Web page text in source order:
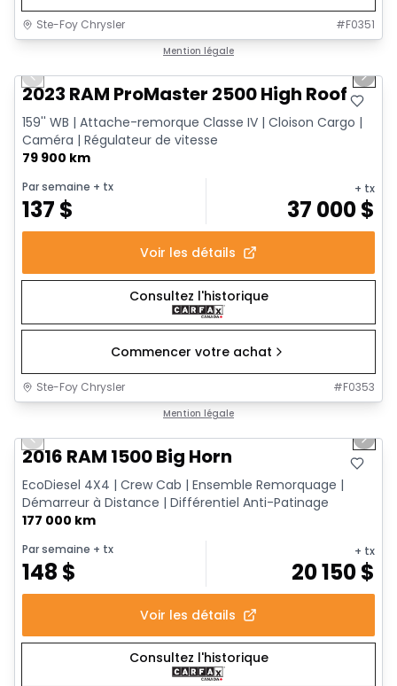
Ste-Foy Chrysler #F0351
Mention légale
Previous slide Next
2023 RAM ProMaster 2500 High Roof
159'' WB | Attache-remorque Classe IV | Cloison Cargo |
Caméra | Régulateur de vitesse
79 900 km
Par semaine + tx
137 $
+ tx
37 000$
Voir les détails
Consultez l'historique
Commencer votre achat
Ste-Foy Chrysler #F0353
Mention légale
Previous slide Next
2016 RAM 1500 Big Horn
EcoDiesel 4X4 | Crew Cab | Ensemble Remorquage |
Démarreur à Distance | Différentiel Anti-Patinage
177 000 km
Par semaine + tx
148 $
+ tx
20 150$
Voir les détails
Consultez l'historique